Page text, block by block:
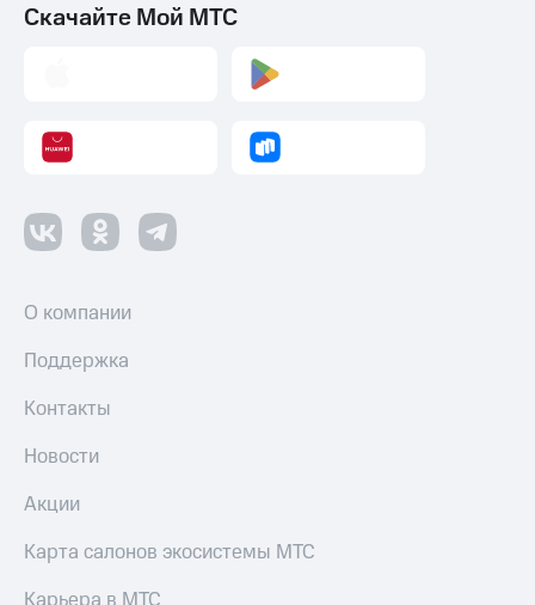
Скачайте Мой МТС
О компании
Поддержка
Контакты
Новости
Акции
Карта салонов экосистемы МТС